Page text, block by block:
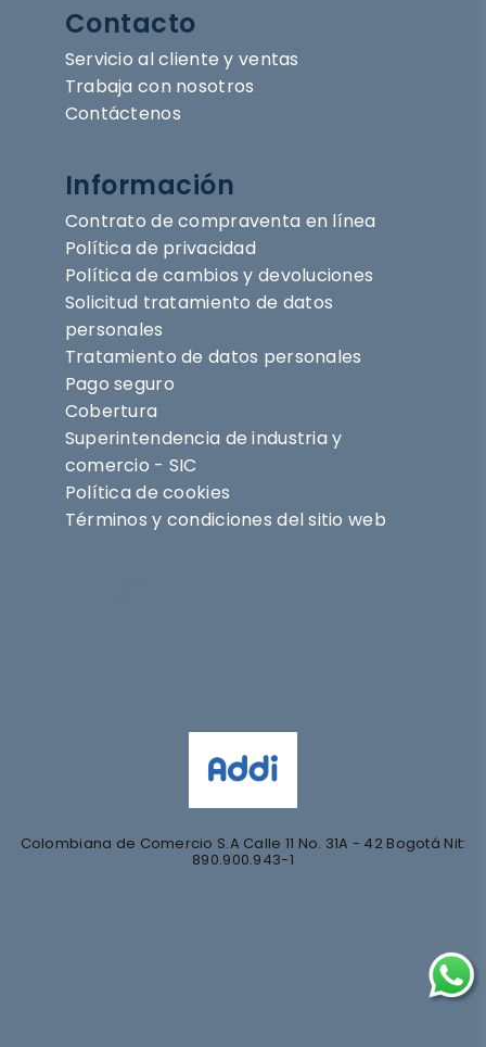
Contacto
Servicio al cliente y ventas
Trabaja con nosotros
Contáctenos
Información
Contrato de compraventa en línea
Política de privacidad
Política de cambios y devoluciones
Solicitud tratamiento de datos
personales
Tratamiento de datos personales
Pago seguro
Cobertura
Superintendencia de industria y
comercio - SIC
Política de cookies
Términos y condiciones del sitio web
Colombiana de Comercio S.A Calle 11 No. 31A - 42 Bogotá Nit:
890.900.943-1